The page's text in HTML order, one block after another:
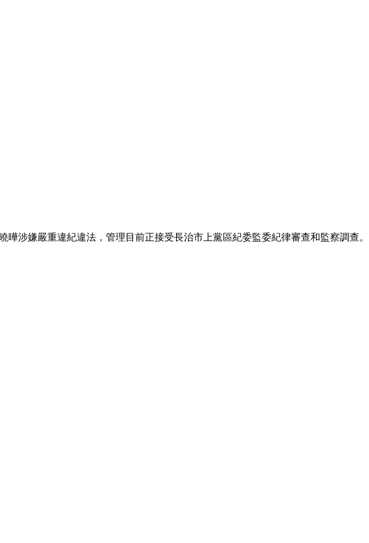
曄涉嫌嚴重違紀違法，管理目前正接受長治市上黨區紀委監委紀律審查和監察調查。